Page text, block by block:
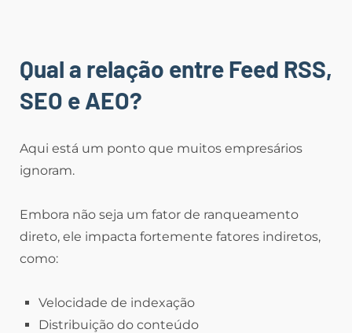
Qual a relação entre Feed RSS,
SEO e AEO?
Aqui está um ponto que muitos empresários
ignoram.
Embora não seja um fator de ranqueamento
direto, ele impacta fortemente fatores indiretos,
como:
Velocidade de indexação
Distribuição do conteúdo